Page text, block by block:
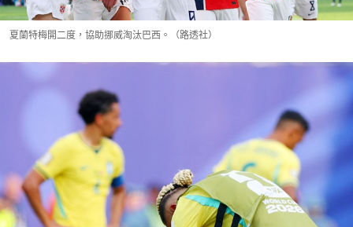
夏蘭特梅開二度，協助挪威淘汰巴西。（路透社）